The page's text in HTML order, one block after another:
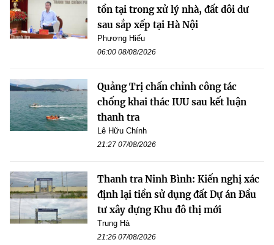
tồn tại trong xử lý nhà, đất dôi dư
sau sắp xếp tại Hà Nội
Phương Hiếu
06:00 08/08/2026
Quảng Trị chấn chỉnh công tác
chống khai thác IUU sau kết luận
thanh tra
Lê Hữu Chính
21:27 07/08/2026
Thanh tra Ninh Bình: Kiến nghị xác
định lại tiền sử dụng đất Dự án Đầu
tư xây dựng Khu đô thị mới
Trung Hà
21:26 07/08/2026